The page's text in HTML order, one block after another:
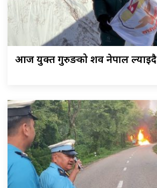
आज युक्त गुरुङको शव नेपाल ल्याइदै